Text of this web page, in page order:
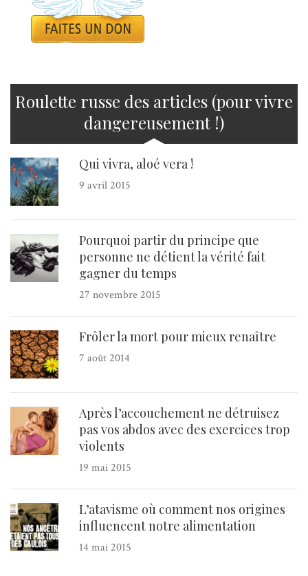
Roulette russe des articles (pour vivre
dangereusement !)
Qui vivra, aloé vera !
9 avril 2015
Pourquoi partir du principe que
personne ne détient la vérité fait
gagner du temps
27 novembre 2015
Frôler la mort pour mieux renaître
7 août 2014
Après l’accouchement ne détruisez
pas vos abdos avec des exercices trop
violents
19 mai 2015
L’atavisme où comment nos origines
influencent notre alimentation
14 mai 2015